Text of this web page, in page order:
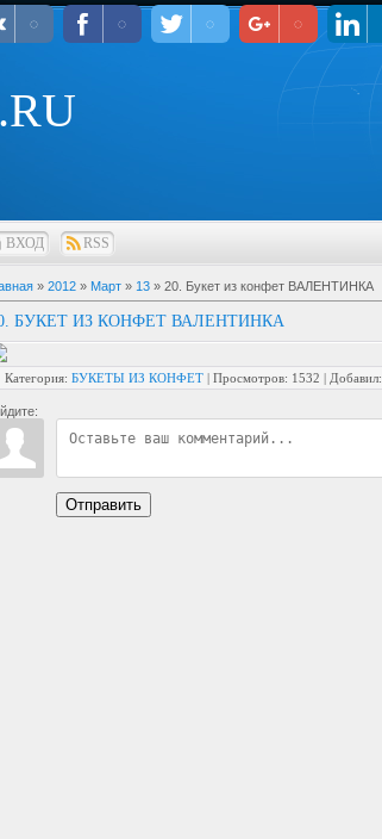
ВХОД RSS
» 2012 » Март » 13 » 20. Букет из конфет ВАЛЕНТИНКА
БУКЕТ ИЗ КОНФЕТ ВАЛЕНТИНКА
Категория: БУКЕТЫ ИЗ КОНФЕТ | Просмотров: 1532 | Добавил:
Отправить